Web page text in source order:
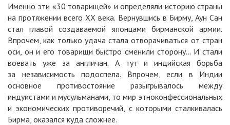
Именно эти «30 товарищей» и определяли историю страны
на протяжении всего ХХ века. Вернувшись в Бирму, Аун Сан
стал главой создаваемой японцами бирманской армии.
Впрочем, как только удача стала отворачиваться от стран
оси, он и его товарищи быстро сменили сторону… И стали
воевать уже за англичан. А тут и индийская борьба
за независимость подоспела. Впрочем, если в Индии
основное противостояние разыгрывалось между
индуистами и мусульманами, то мир этноконфессиональных
и экономических противоречий, с которыми сталкивалась
Бирма, оказался куда сложнее.